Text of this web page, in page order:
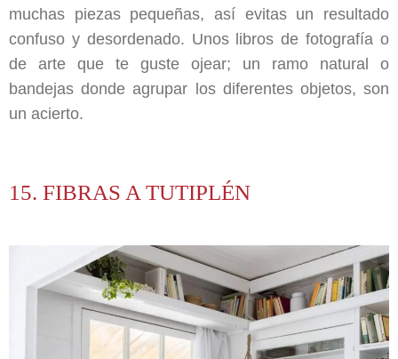
muchas piezas pequeñas, así evitas un resultado
confuso y desordenado. Unos libros de fotografía o
de arte que te guste ojear; un ramo natural o
bandejas donde agrupar los diferentes objetos, son
un acierto.
15. FIBRAS A TUTIPLÉN